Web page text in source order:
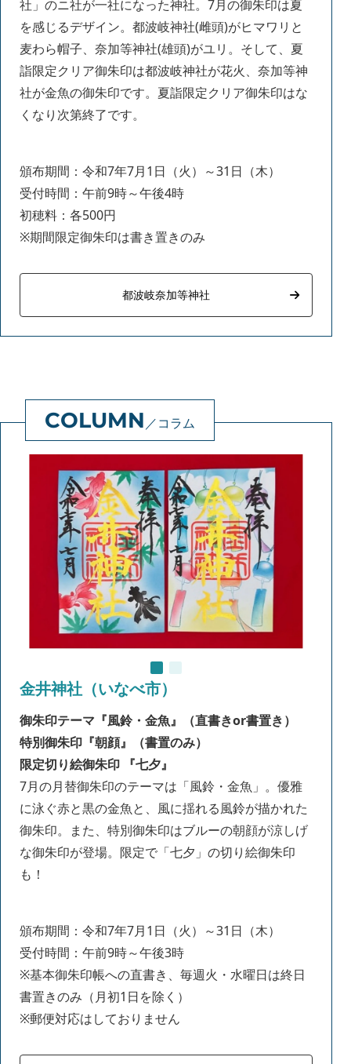
社」のニ社が一社になった神社。7月の御朱印は夏
を感じるデザイン。都波岐神社(雌頭)がヒマワリと
麦わら帽子、奈加等神社(雄頭)がユリ。そして、夏
詣限定クリア御朱印は都波岐神社が花火、奈加等神
社が金魚の御朱印です。夏詣限定クリア御朱印はな
くなり次第終了です。
頒布期間：令和7年7月1日（火）～31日（木）
受付時間：午前9時～午後4時
初穂料：各500円
※期間限定御朱印は書き置きのみ
都波岐奈加等神社
コラム
金井神社（いなべ市）
御朱印テーマ 『風鈴・金魚』
（直書きor書置き）
特別御朱印『朝顔』（書置のみ）
限定切り絵御朱印 『七夕』
7月の月替御朱印のテーマは「風鈴・金魚」。優雅
に泳ぐ赤と黒の金魚と、風に揺れる風鈴が描かれた
御朱印。また、特別御朱印はブルーの朝顔が涼しげ
な御朱印が登場。限定で「七夕」の切り絵御朱印
も！
頒布期間：令和7年7月1日（火）～31日（木）
受付時間：午前9時～午後3時
※基本御朱印帳への直書き、毎週火・水曜日は終日
書置きのみ（月初1日を除く）
※郵便対応はしておりません